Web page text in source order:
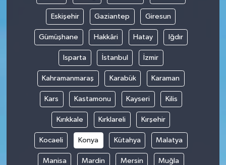
Eskişehir Gaziantep Giresun
Gümüşhane Hakkâri Hatay Iğdır
Isparta İstanbul İzmir
Kahramanmaraş Karabük Karaman
Kars Kastamonu Kayseri Kilis
Kırıkkale Kırklareli Kırşehir
Kocaeli Konya Kütahya Malatya
Manisa Mardin Mersin Muğla